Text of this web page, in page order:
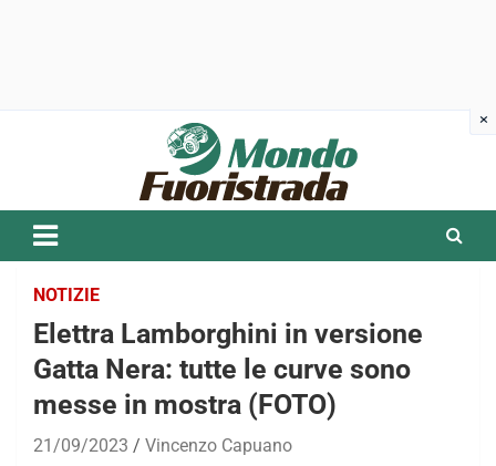
NOTIZIE
Elettra Lamborghini in versione
Gatta Nera: tutte le curve sono
messe in mostra (FOTO)
21/09/2023 Vincenzo Capuano